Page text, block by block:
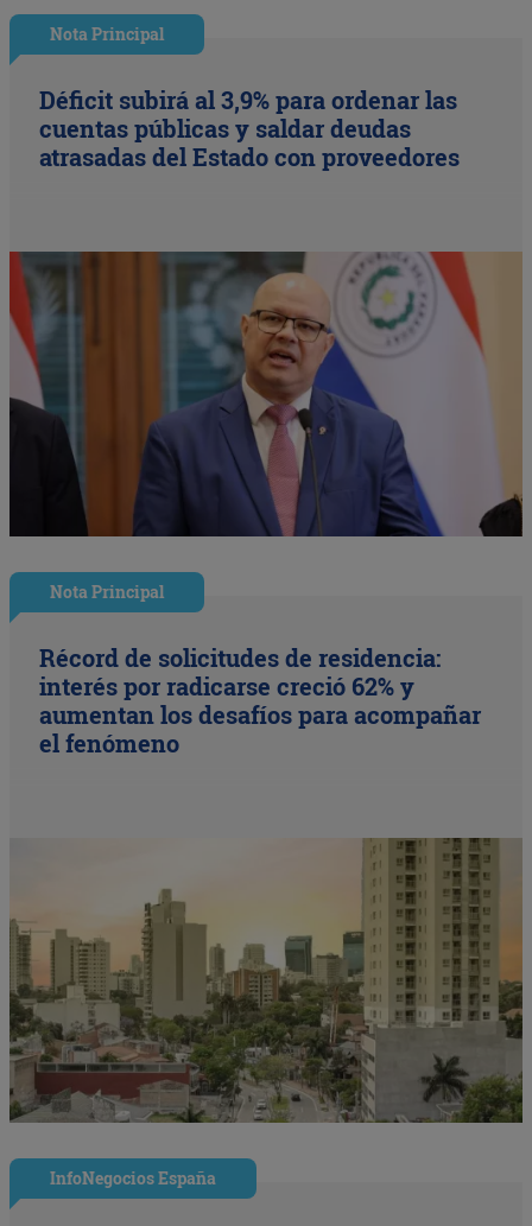
Nota Principal
Déficit subirá al 3,9% para ordenar las
cuentas públicas y saldar deudas
atrasadas del Estado con proveedores
Nota Principal
Récord de solicitudes de residencia:
interés por radicarse creció 62% y
aumentan los desafíos para acompañar
el fenómeno
InfoNegocios España